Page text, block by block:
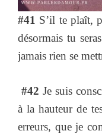
#41 S’il te plaît,
désormais tu
jamais rien se
#42 Je suis
à la hauteur de
erreurs, que je